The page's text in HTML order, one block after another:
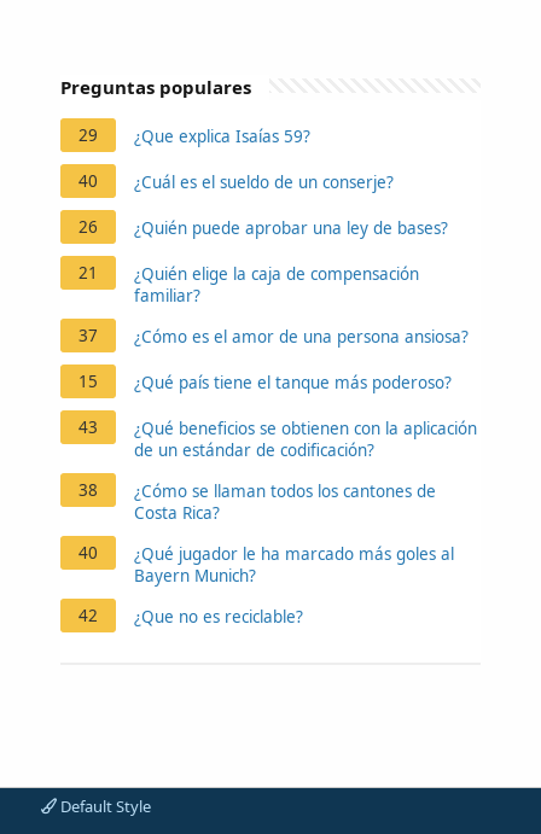
Preguntas populares
29 ¿Que explica Isaías 59?
40 ¿Cuál es el sueldo de un conserje?
26 ¿Quién puede aprobar una ley de bases?
21
¿Quién elige la caja de compensación
familiar?
37
¿Cómo es el amor de una persona ansiosa?
15 ¿Qué país tiene el tanque más poderoso?
43
¿Qué beneficios se obtienen con la aplicación
de un estándar de codificación?
38
¿Cómo se llaman todos los cantones de
Costa Rica?
40
¿Qué jugador le ha marcado más goles al
Bayern Munich?
42
¿Que no es reciclable?
Default Style